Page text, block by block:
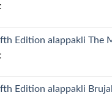
Edition alappakli The
Edition alappakli